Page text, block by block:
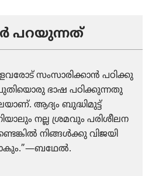
പറയു​ന്നത്‌
സംസാ​രി​ക്കാൻ പഠിക്കു​
ഭാഷ പഠിക്കു​ന്ന​തു​
ആദ്യം ബുദ്ധി​മുട്ട്‌
നല്ല ശ്രമവും പരിശീ​ല​ന​
നിങ്ങൾക്കു വിജയി​